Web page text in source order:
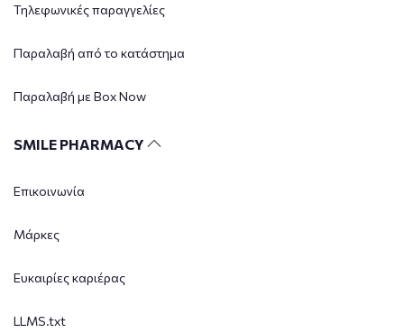
Τηλεφωνικές παραγγελίες
Παραλαβή από το κατάστημα
Παραλαβή με Box Now
SMILE PHARMACY
Επικοινωνία
Μάρκες
Ευκαιρίες καριέρας
LLMS.txt